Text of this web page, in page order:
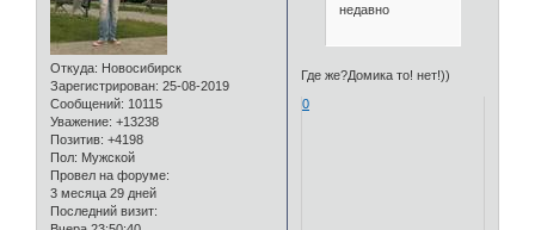
Откуда: Новосибирск
Зарегистрирован: 25-08-2019
Сообщений: 10115
Уважение: +13238
Позитив: +4198
Пол: Мужской
Провел на форуме:
3 месяца 29 дней
Последний визит:
недавно
Где же?Домика то! нет!))
0